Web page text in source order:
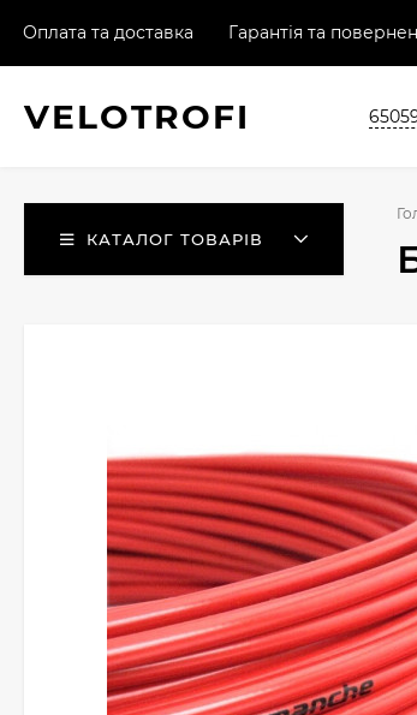
Оплата та доставка Гарантія та
VELOTROFI
КАТАЛОГ ТОВАРІВ